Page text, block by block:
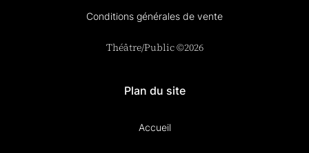
Conditions générales de vente
Théâtre/Public ©2026
Plan du site
Accueil